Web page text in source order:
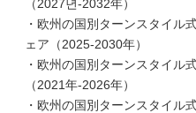
（2027년-2032年）
・欧州の国別ターンスタイル
ェア（2025-2030年）
・欧州の国別ターンスタイル
（2021年-2026年）
・欧州の国別ターンスタイル